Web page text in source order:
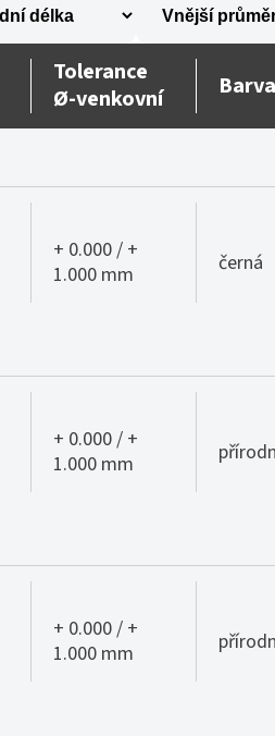
Tolerance
Ø-venkovní
Barva
+ 0.000 / +
1.000 mm
černá
+ 0.000 / +
1.000 mm
+ 0.000 / +
1.000 mm